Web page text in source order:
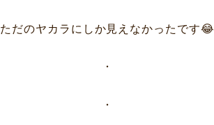
ただのヤカラにしか見えなかったです😂
・
・